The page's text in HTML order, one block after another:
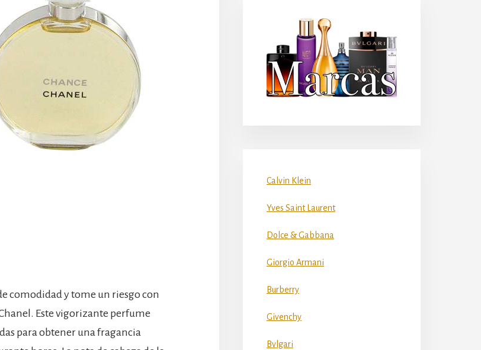
comodidad y tome un riesgo con
Este vigorizante perfume
para obtener una fragancia
Calvin Klein
Yves Saint Laurent
Dolce & Gabbana
Giorgio Armani
Burberry
Givenchy
Bvlgari